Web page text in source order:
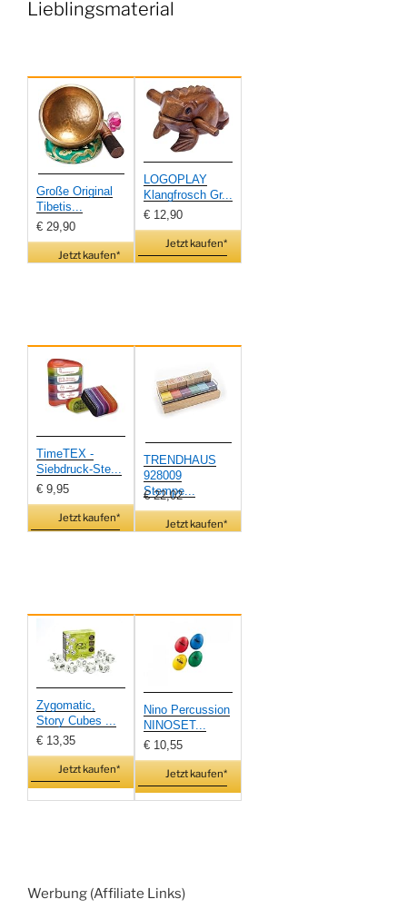
Lieblingsmaterial
Große Original
Tibetis...
€ 29,90
Jetzt kaufen*
LOGOPLAY
Klangfrosch Gr...
€ 12,90
Jetzt kaufen*
TimeTEX -
Siebdruck-Ste...
€ 9,95
Jetzt kaufen*
TRENDHAUS
928009
Stempe...
€ 22,02
Jetzt kaufen*
Zygomatic,
Story Cubes ...
€ 13,35
Jetzt kaufen*
Nino Percussion
NINOSET...
€ 10,55
Jetzt kaufen*
Werbung (Affiliate Links)